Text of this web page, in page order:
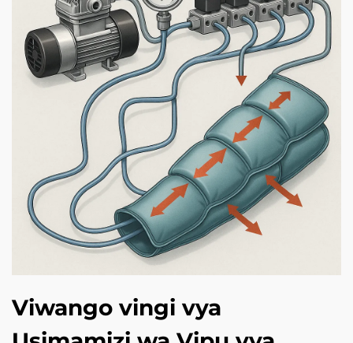
Viwango vingi vya